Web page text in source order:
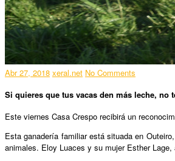
Abr 27, 2018 xeral.net No Comments
Si quieres que tus vacas den más leche, no
Este viernes Casa Crespo recibirá un
Esta ganadería familiar está situada en
animales. Eloy Luaces y su mujer Esther